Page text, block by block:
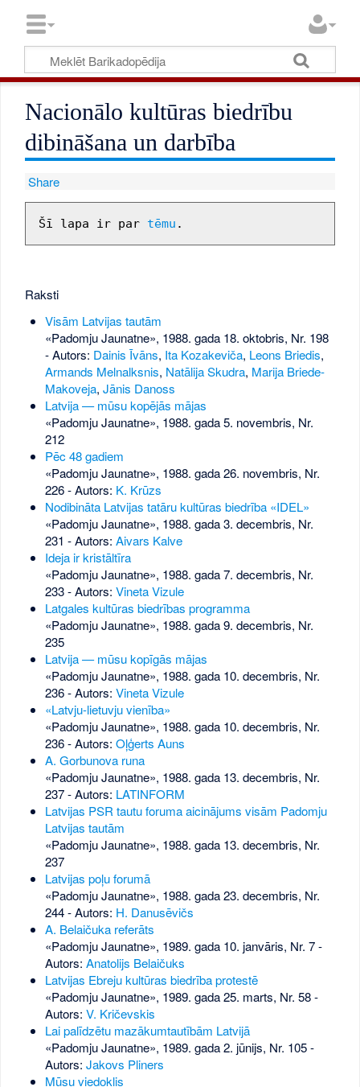
Nacionālo kultūras biedrību
dibināšana un darbība
Share
Šī lapa ir par tēmu
Raksti
Visām Latvijas tautām
«Padomju Jaunatne», 1988. gada 18. oktobris, Nr. 198
- Autors: Dainis Īvāns, Ita Kozakeviča, Leons Briedis,
Armands Melnalksnis, Natālija Skudra, Marija Briede-
Makoveja, Jānis Danoss
Latvija — mūsu kopējās mājas
«Padomju Jaunatne», 1988. gada 5. novembris, Nr.
212
Pēc 48 gadiem
«Padomju Jaunatne», 1988. gada 26. novembris, Nr.
226- Autors: K. Krūzs
Nodibināta Latvijas tatāru kultūras biedrība «IDEL»
«Padomju Jaunatne», 1988. gada 3. decembris, Nr.
231 - Autors: Aivars Kalve
Ideja ir kristāltīra
«Padomju Jaunatne», 1988. gada 7. decembris, Nr.
233- Autors: Vineta Vizule
Latgales kultūras biedrības programma
«Padomju Jaunatne», 1988. gada 9. decembris, Nr.
235
Latvija — mūsu kopīgās mājas
«Padomju Jaunatne», 1988. gada 10. decembris, Nr.
236- Autors: Vineta Vizule
«Latvju-lietuvju vienība»
«Padomju Jaunatne», 1988. gada 10. decembris, Nr.
236- Autors: Oļģerts Auns
A. Gorbunova runa
«Padomju Jaunatne», 1988. gada 13. decembris, Nr.
237- Autors: LATINFORM
Latvijas PSR tautu foruma aicinājums visām Padomju
Latvijas tautām
«Padomju Jaunatne», 1988. gada 13. decembris, Nr.
237
Latvijas poļu forumā
«Padomju Jaunatne», 1988. gada 23. decembris, Nr.
244- Autors: H. Danusēvičs
A. Belaičuka referāts
«Padomju Jaunatne», 1989. gada 10. janvāris, Nr. 7-
Autors: Anatolijs Belaičuks
Latvijas Ebreju kultūras biedrība protestē
«Padomju Jaunatne», 1989. gada 25. marts, Nr. 58-
Autors: V. Kričevskis
Lai palīdzētu mazākumtautībām Latvijā
«Padomju Jaunatne», 1989. gada 2. jūnijs, Nr. 105-
Autors: Jakovs Pliners
Mūsu viedoklis